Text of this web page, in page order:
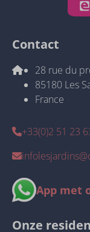
Contact
28 rue du
85180 Les
France
+33(0)2 51 23
App met
Onze